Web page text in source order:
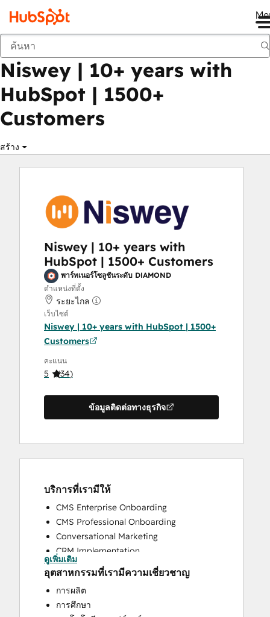
ตลาด พาร์ทเนอร์โซลูชัน: Niswey | 10+ years with HubSpot | 1500+ Customers
Niswey | 10+ years with
HubSpot | 1500+
Customers
สร้าง
Niswey | 10+ years with
HubSpot | 1500+ Customers
พาร์ทเนอร์โซลูชันระดับ DIAMOND
ตำแหน่งที่ตั้ง
ระยะไกล
เว็บไซต์
Niswey | 10+ years with HubSpot | 1500+
Customers
คะแนน
5 (34)
ข้อมูลติดต่อทางธุรกิจ
บริการที่เรามีให้
CMS Enterprise Onboarding
CMS Professional Onboarding
Conversational Marketing
CRM Implementation
CRM Migration
Custom API Integrations
Customer Success Training
Help Desk Implementation
ดูเพิ่มเติม
อุตสาหกรรมที่เรามีความเชี่ยวชาญ
การผลิต
การศึกษา